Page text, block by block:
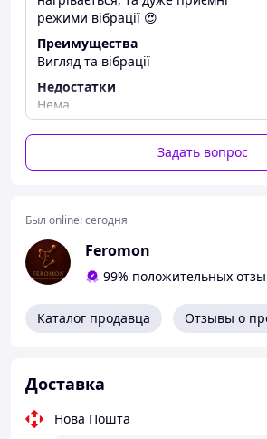
📦Доставка в нейтральной
Дискреция 100%
– никто не
⚡ Заказывайте прямо сейчас и
волнующими моментами! 😍💦
режими вібрації 😍
Преимущества
Вигляд та вібрації
Недостатки
Нема
Задать вопрос
Был online:сегодня
Feromon
99% положительных
Каталог продавца Отзывы о
Доставка
Нова Пошта